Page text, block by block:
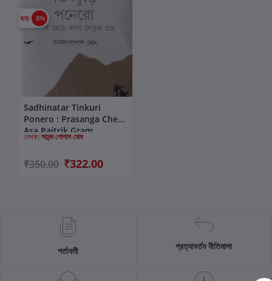
ছাড় 8%
কার্টে যোগ করুন
Sadhinatar Tinkuri
Ponero : Prasanga Chere
Asa Paitrik Gram
লেখক: আনন্দ গোপাল ঘোষ
₹350.00 ₹322.00
শর্তাবলী প্রত্যাবর্তন নীতিমালা